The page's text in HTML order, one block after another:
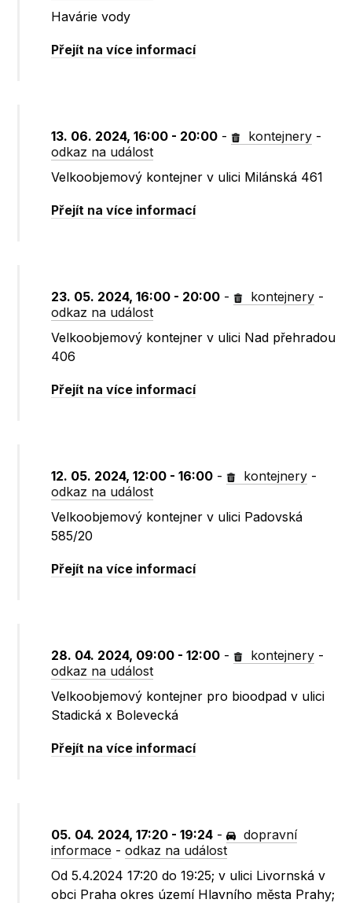
Havárie vody
Přejít na více informací
13. 06. 2024, 16:00 - 20:00 - kontejnery -
odkaz na událost
Velkoobjemový kontejner v ulici Milánská 461
Přejít na více informací
23. 05. 2024, 16:00 - 20:00 - kontejnery -
odkaz na událost
Velkoobjemový kontejner v ulici Nad přehradou
406
Přejít na více informací
12. 05. 2024, 12:00 - 16:00 - kontejnery -
odkaz na událost
Velkoobjemový kontejner v ulici Padovská
585/20
Přejít na více informací
28. 04. 2024, 09:00 - 12:00 - kontejnery -
odkaz na událost
Velkoobjemový kontejner pro bioodpad v ulici
Stadická x Bolevecká
Přejít na více informací
05. 04. 2024, 17:20 - 19:24 -
dopravní
informace -odkaz na událost
Od 5.4.2024 17:20 do 19:25; v ulici Livornská v
obci Praha okres území Hlavního města Prahy;